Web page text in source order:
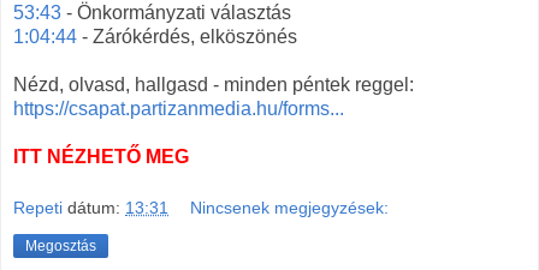
53:43 - Önkormányzati választás
1:04:44 - Zárókérdés, elköszönés
Nézd, olvasd, hallgasd - minden péntek reggel:
https://csapat.partizanmedia.hu/forms...
ITT NÉZHETŐ MEG
Repeti dátum: 13:31 Nincsenek megjegyzések:
Megosztás